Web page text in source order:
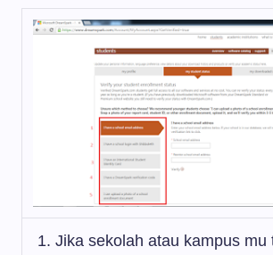
1. Jika sekolah atau kampus mu